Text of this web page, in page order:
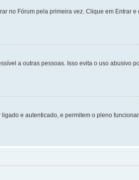
no Fórum pela primeira vez. Clique em Entrar
a outras pessoas. Isso evita o uso abusivo
e autenticado, e permitem o pleno